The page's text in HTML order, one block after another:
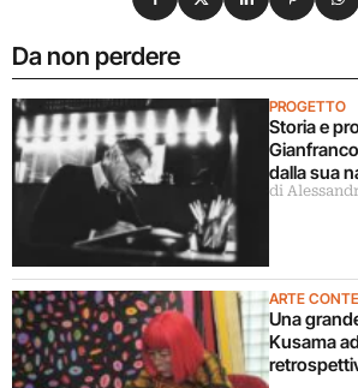
Da non perdere
PROGETTO
Storia e
dalla sua
di
ARTE
Una
Kusama